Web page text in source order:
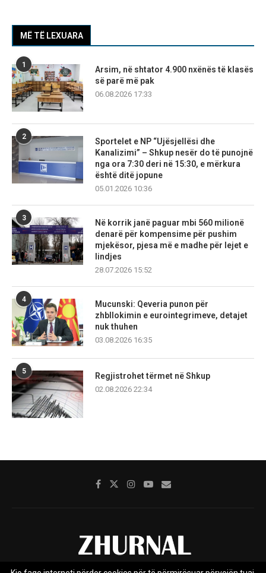
MË TË LEXUARA
1
Arsim, në shtator 4.900 nxënës të klasës
së parë më pak
06.08.2026 17:33
2
Sportelet e NP “Ujësjellësi dhe
Kanalizimi” – Shkup nesër do të punojnë
nga ora 7:30 deri në 15:30, e mërkura
është ditë jopune
05.01.2026 10:36
3
Në korrik janë paguar mbi 560 milionë
denarë për kompensime për pushim
mjekësor, pjesa më e madhe për lejet e
lindjes
28.07.2026 15:52
4
Mucunski: Qeveria punon për
zhbllokimin e eurointegrimeve, detajet
nuk thuhen
03.08.2026 16:35
5
Regjistrohet tërmet në Shkup
02.08.2026 22:34